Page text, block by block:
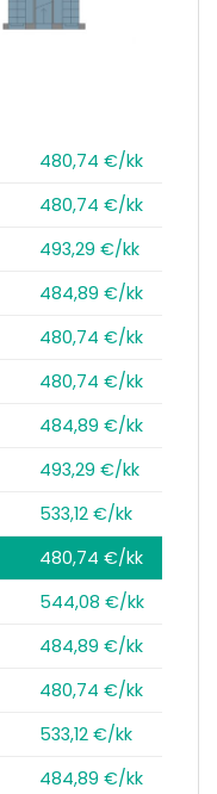
480,74 €/kk
480,74 €/kk
493,29 €/kk
484,89 €/kk
480,74 €/kk
480,74 €/kk
484,89 €/kk
493,29 €/kk
533,12 €/kk
480,74 €/kk
544,08 €/kk
484,89 €/kk
480,74 €/kk
533,12 €/kk
484,89 €/kk